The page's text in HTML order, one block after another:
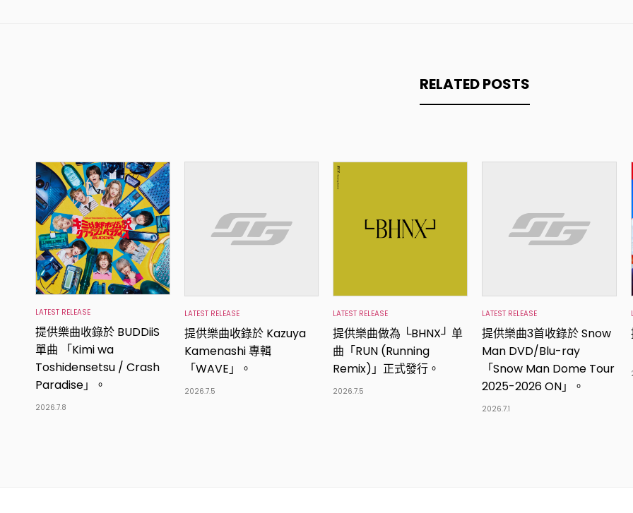
RELATED POSTS
LATEST RELEASE
提供樂曲收錄於 BUDDiiS
單曲 「Kimi wa
Toshidensetsu / Crash
Paradise」。
2026.7.8
LATEST RELEASE
提供樂曲收錄於 Kazuya
Kamenashi 專輯
「WAVE」。
2026.7.5
LATEST RELEASE
提供樂曲做為 └BHNX┘ 单
曲「RUN (Running
Remix)」正式發行。
2026.7.5
LATEST RELEASE
提供樂曲3首收錄於 Snow
Man DVD/Blu-ray
「Snow Man Dome Tour
2025-2026 ON」。
2026.7.1